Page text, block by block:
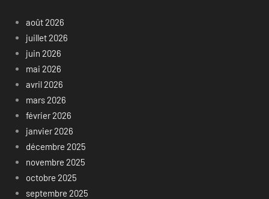
août 2026
juillet 2026
juin 2026
mai 2026
avril 2026
mars 2026
février 2026
janvier 2026
décembre 2025
novembre 2025
octobre 2025
septembre 2025